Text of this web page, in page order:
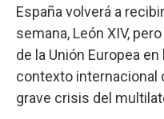
España volverá a
semana, León XIV,
de la Unión Europea
contexto internacional
grave crisis del